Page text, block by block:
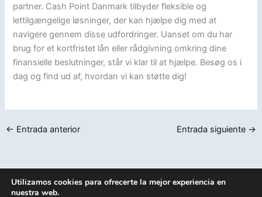
partner. Cash Point Danmark tilbyder fleksible og
lettilgængelige løsninger, der kan hjælpe dig med at
navigere gennem disse udfordringer. Uanset om du har
brug for et kortfristet lån eller rådgivning omkring dine
finansielle beslutninger, står vi klar til at hjælpe. Besøg os i
dag og find ud af, hvordan vi kan støtte dig!
← Entrada anterior Entrada siguiente →
Política de privacidad
Utilizamos cookies para ofrecerte la mejor experiencia en
nuestra web.